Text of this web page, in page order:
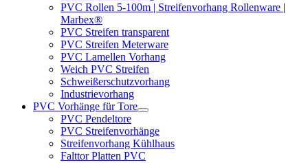
PVC Rollen 5-100m | Streifenvorhang Rollenware |
Marbex®
PVC Streifen transparent
PVC Streifen Meterware
PVC Lamellen Vorhang
Weich PVC Streifen
Schweißerschutzvorhang
Industrievorhang
PVC Vorhänge für Tore
PVC Pendeltore
PVC Streifenvorhänge
Streifenvorhang Kühlhaus
Falttor Platten PVC